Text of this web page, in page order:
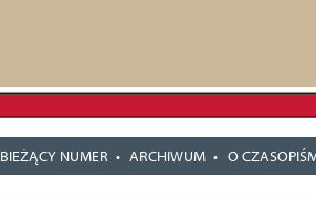
BIEŻĄCY NUMER ARCHIWUM O